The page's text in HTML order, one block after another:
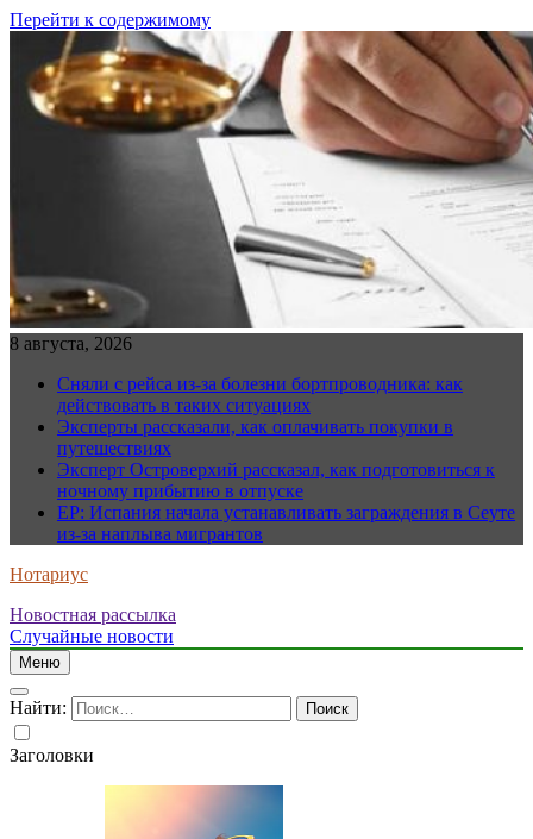
Перейти к содержимому
8 августа, 2026
Сняли с рейса из-за болезни бортпроводника: как
действовать в таких ситуациях
Эксперты рассказали, как оплачивать покупки в
путешествиях
Эксперт Островерхий рассказал, как подготовиться к
ночному прибытию в отпуске
EP: Испания начала устанавливать заграждения в Сеуте
из-за наплыва мигрантов
Нотариус
Новостная рассылка
Случайные новости
Меню
Найти:
Заголовки